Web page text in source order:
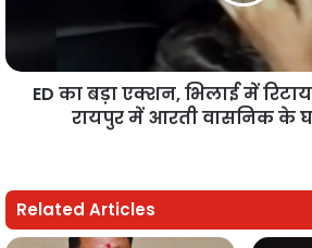
ED का बड़ा एक्शन, भिलाई में
रायपुर में आरती वासनिक के
Related Articles